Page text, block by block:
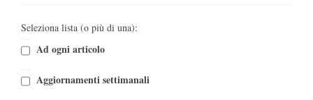
Seleziona lista (o più di una):
Ad ogni articolo
Aggiornamenti settimanali